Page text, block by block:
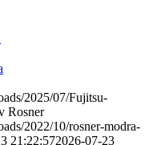
2025/07/Fujitsu-
Rosner
2022/10/rosner-modra-
21:22:572026-07-23